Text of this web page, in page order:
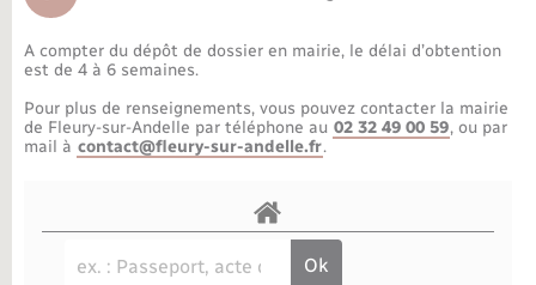
Parrainage civil
Recensement militaire
Petite enfance
Info jeunes
Associations
Bornes de recharge électrique
Travaux - Autorisation d’occupation de l’espace
public
Publications
Agenda
La Communauté de communes
A compter du dépôt de dossier en mairie, le délai d’obtention
est de 4 à 6 semaines.
Pour plus de renseignements, vous pouvez contacter la mairie
de Fleury-sur-Andelle par téléphone au 02 32 49 00 59, ou par
mail à contact@fleury-sur-andelle.fr.